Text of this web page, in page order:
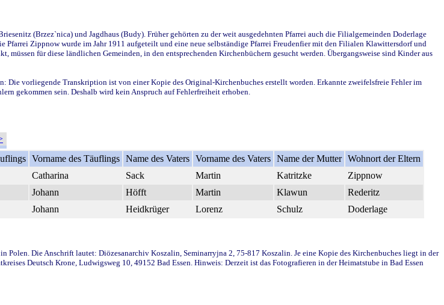
(Brzez`nica) und Jagdhaus (Budy). Früher gehörten zu der weit ausgedehnten Pfarrei auch die Filialgemeinden Doderlage
Zippnow wurde im Jahr 1911 aufgeteilt und eine neue selbständige Pfarrei Freudenfier mit den Filialen Klawittersdorf und
für diese ländlichen Gemeinden, in den entsprechenden Kirchenbüchern gesucht werden. Übergangsweise sind Kinder aus
Die vorliegende Transkription ist von einer Kopie des Original-Kirchenbuches erstellt worden. Erkannte zweifelsfreie Fehler im
gekommen sein. Deshalb wird kein Anspruch auf Fehlerfreiheit erhoben.
Vorname des Täuflings Name des Vaters Vorname des Vaters Name der Mutter Wohnort der Eltern
Catharina Sack Martin Katritzke
Zippnow
Johann Höfft Martin Klawun
Rederitz
Johann Heidkrüger Lorenz Schulz Doderlage
Die Anschrift lautet: Diözesanarchiv Koszalin, Seminarryjna 2, 75-817 Koszalin. Je eine Kopie des Kirchenbuches liegt in der
Deutsch Krone, Ludwigsweg 10, 49152 Bad Essen. Hinweis: Derzeit ist das Fotografieren in der Heimatstube in Bad Essen